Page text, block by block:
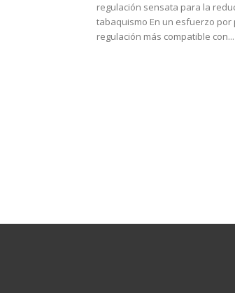
regulación sensata para la
tabaquismo En un esfuerzo por
regulación más compatible con...